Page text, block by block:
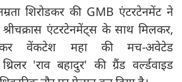
शिरोडकर की GMB एंटरटेनमेंट ने
एंटरटेनमेंट्स के साथ मिलकर,
वेंकटेश महा की मच-अवेटेड
'राव बहादुर' की ग्रैंड वर्ल्डवाइड